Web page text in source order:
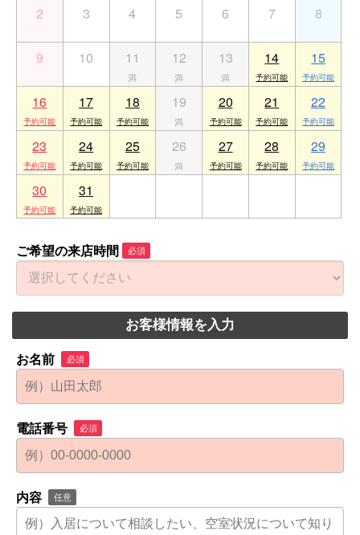
2 3 4 5 6 7 8
9 10 11 12 13 14 15
16 17 18 19 20 21 22
23 24 25 26 27 28 29
30 31
ご希望の来店時間 必須
お客様情報を入力
お名前 必須
電話番号 必須
内容 任意